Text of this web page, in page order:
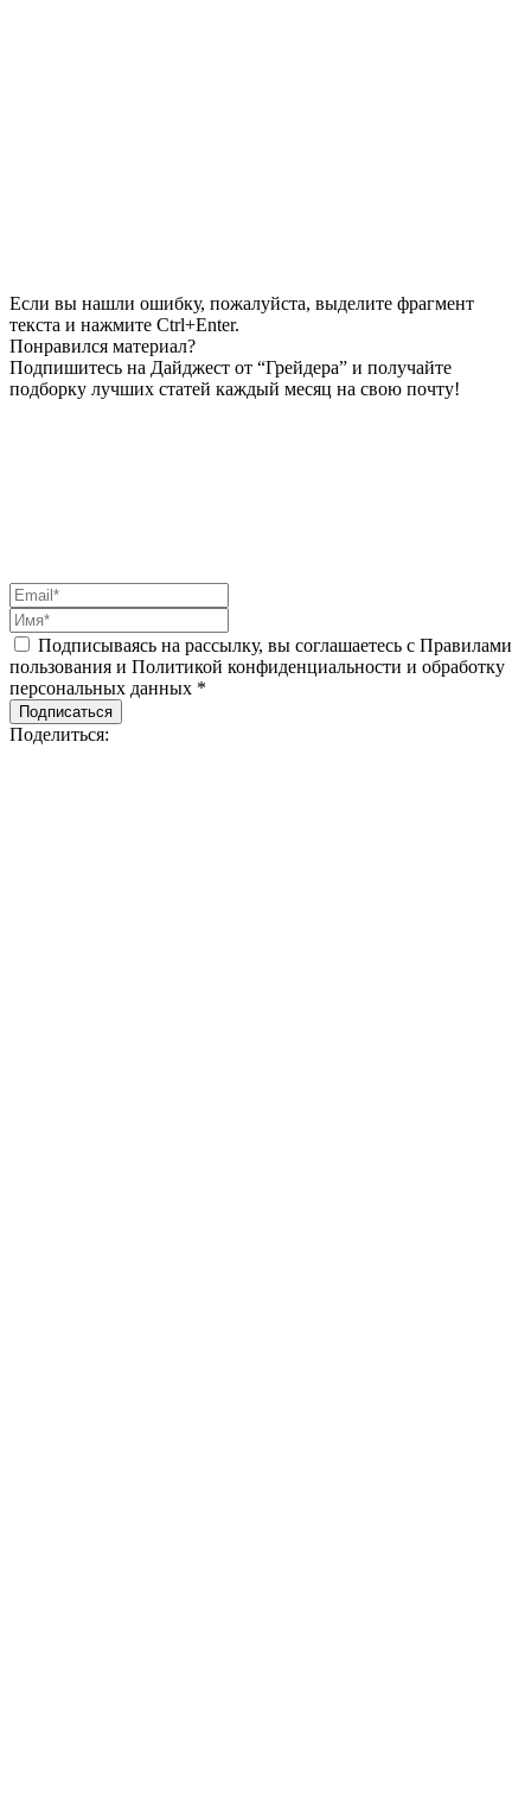
Если вы нашли ошибку, пожалуйста, выделите фрагмент
текста и нажмите Ctrl+Enter.
Понравился материал?
Подпишитесь на Дайджест от “Грейдера” и получайте
подборку лучших статей каждый месяц на свою почту!
Подписываясь на рассылку, вы соглашаетесь с Правилами
пользования и Политикой конфиденциальности и обработку
персональных данных *
Подписаться
Поделиться: